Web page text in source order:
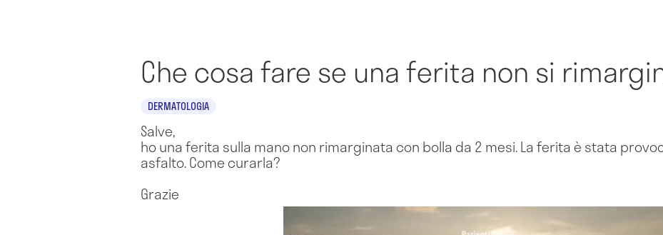
Che cosa fare se una ferita non si
DERMATOLOGIA
Salve,
ho una ferita sulla mano non rimarginata con bolla da 2 mesi. La ferita è stata
asfalto. Come curarla?
Grazie